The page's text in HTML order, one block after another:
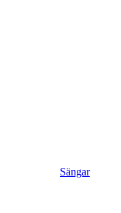
Sängar